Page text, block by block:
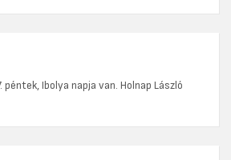
Ibolya napja van. Holnap László